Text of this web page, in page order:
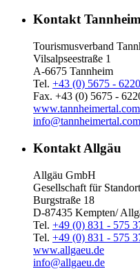
Kontakt
Tourismusverband
Vilsalpseestraße 1
A-6675 Tannheim
Tel. +43 (0) 5675 -
Fax. +43 (0) 5675 -
www.tannheimertal.com
info@tannheimertal.com
Kontakt Allgäu
Allgäu GmbH
Gesellschaft für
Burgstraße 18
D-87435 Kempten/
Tel. +49 (0) 831 - 575
Tel. +49 (0) 831 - 575
www.allgaeu.de
info@allgaeu.de